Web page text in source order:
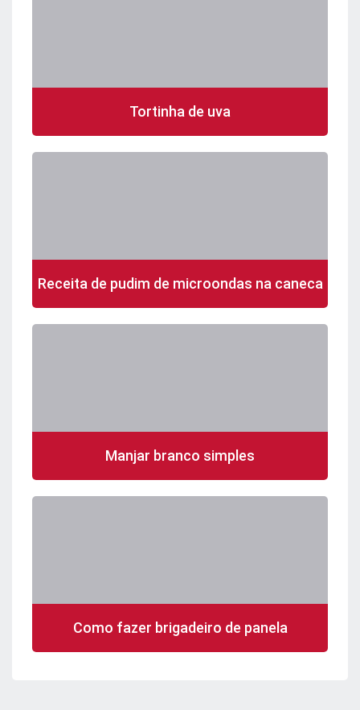
Tortinha de uva
Receita de pudim de microondas na caneca
Manjar branco simples
Como fazer brigadeiro de panela